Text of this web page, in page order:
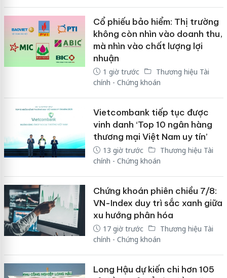
Cổ phiếu bảo hiểm: Thị trường
không còn nhìn vào doanh thu,
mà nhìn vào chất lượng lợi
nhuận
1 giờ trước
Thương hiệu Tài
chính - Chứng khoán
Vietcombank tiếp tục được
vinh danh ‘Top 10 ngân hàng
thương mại Việt Nam uy tín’
13 giờ trước
Thương hiệu Tài
chính - Chứng khoán
Chứng khoán phiên chiều 7/8:
VN-Index duy trì sắc xanh giữa
xu hướng phân hóa
17 giờ trước
Thương hiệu Tài
chính - Chứng khoán
Long Hậu dự kiến chi hơn 105